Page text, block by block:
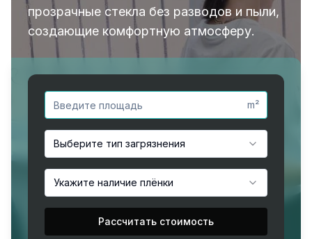
прозрачные стекла без разводов и пыли,
создающие комфортную атмосферу.
m²
Выберите тип загрязнения
Укажите наличие плёнки
Рассчитать стоимость